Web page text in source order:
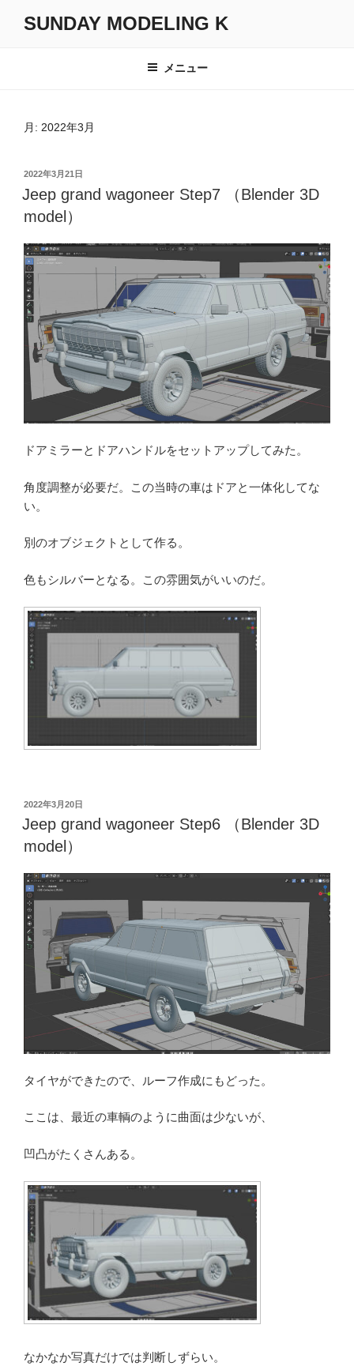
SUNDAY MODELING K
メニュー
月: 2022年3月
投
稿
日:
2022年3月21日
Jeep grand wagoneer Step7 （Blender 3D
model）
ドアミラーとドアハンドルをセットアップしてみた。
角度調整が必要だ。この当時の車はドアと一体化してな
い。
別のオブジェクトとして作る。
色もシルバーとなる。この雰囲気がいいのだ。
投
稿
日:
2022年3月20日
Jeep grand wagoneer Step6 （Blender 3D
model）
タイヤができたので、ルーフ作成にもどった。
ここは、最近の車輌のように曲面は少ないが、
凹凸がたくさんある。
なかなか写真だけでは判断しずらい。